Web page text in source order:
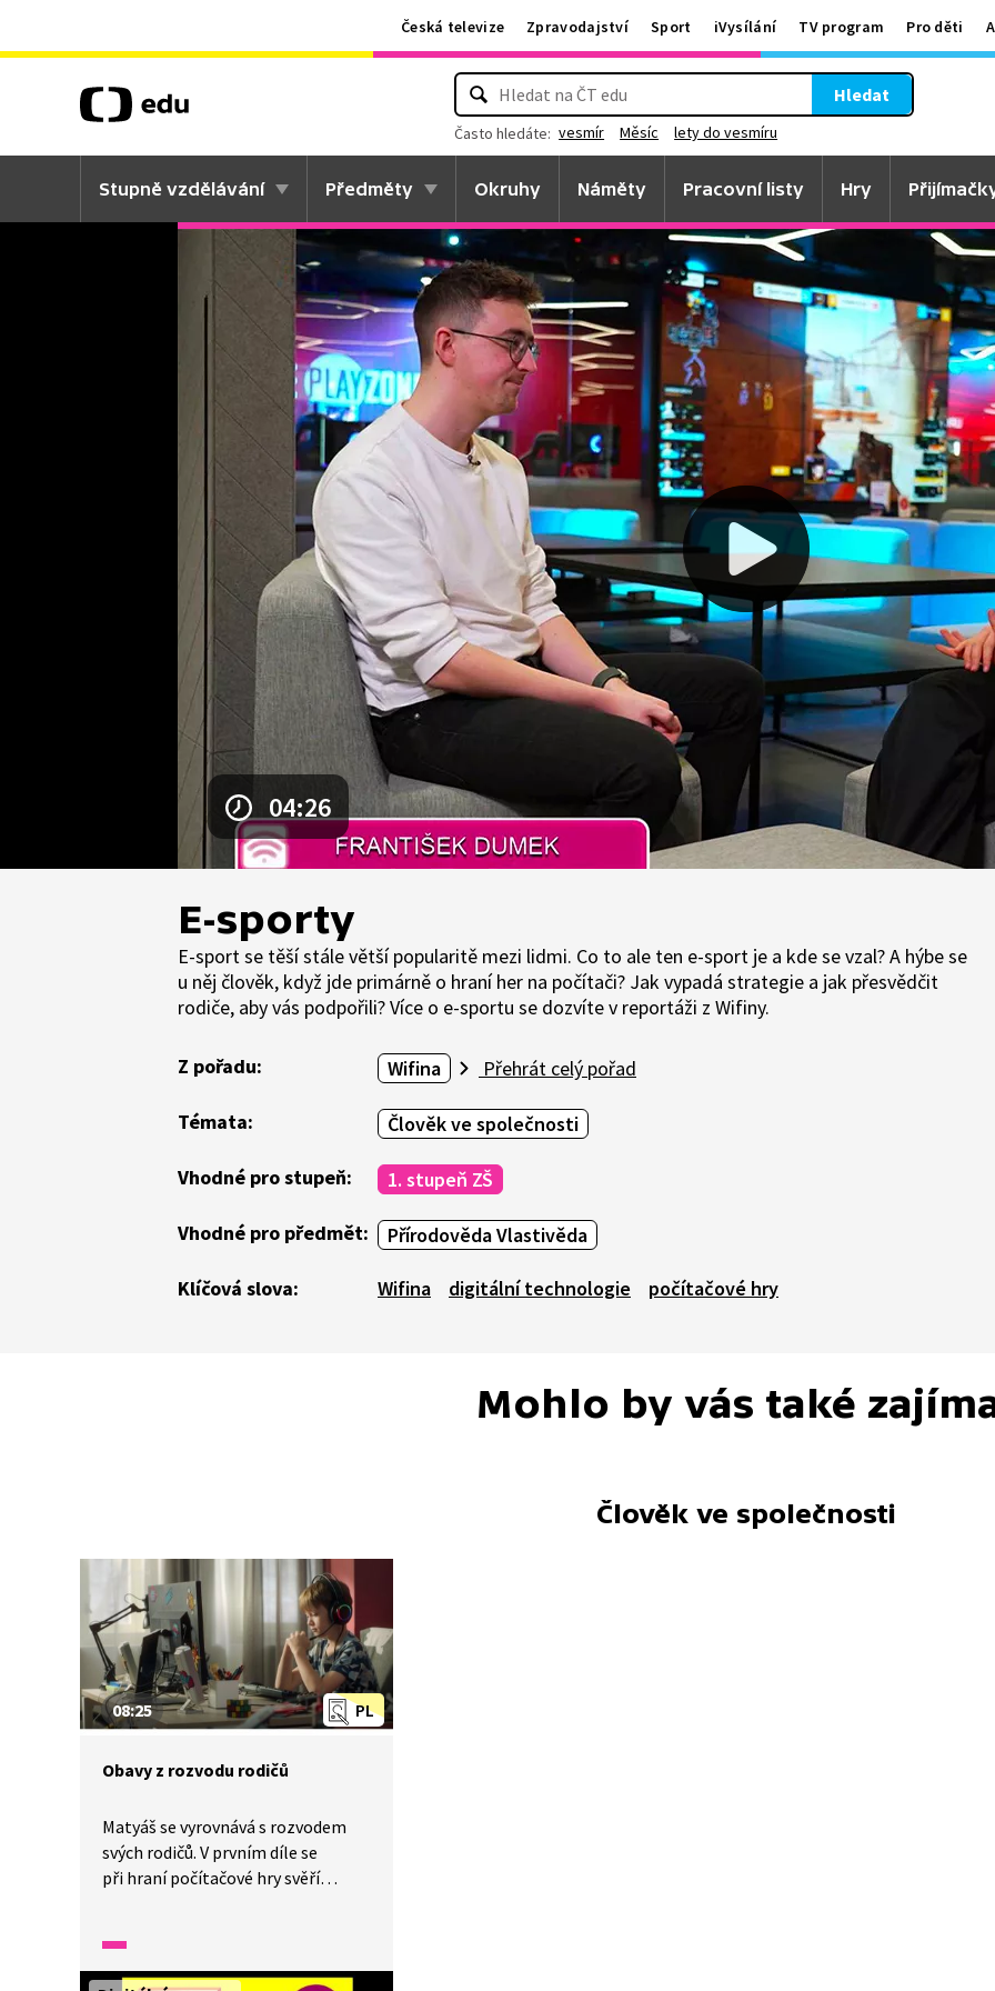
Česká televize Zpravodajství Sport iVysílání TV program Pro děti
Hledat
Často hledáte: vesmír Měsíc lety do vesmíru
Stupně vzdělávání Předměty Okruhy Náměty Pracovní listy Hry
04:26
E-sporty
E-sport se těší stále větší popularitě mezi lidmi. Co to ale ten e-sport je a kde se vzal? A hýbe se
u něj člověk, když jde primárně o hraní her na počítači? Jak vypadá strategie a jak přesvědčit
rodiče, aby vás podpořili? Více o e-sportu se dozvíte v reportáži z Wifiny.
Z pořadu: Wifina Přehrát celý pořad
Témata: Člověk ve společnosti
Vhodné pro stupeň: 1. stupeň ZŠ
Vhodné pro předmět: Přírodověda Vlastivěda
Klíčová slova: Wifina digitální technologie počítačové hry
Mohlo by vás také
Člověk ve společnosti
PL
08:25
Obavy z rozvodu rodičů
Matyáš se vyrovnává s rozvodem
svých rodičů. V prvním díle se
při hraní počítačové hry svěří
z budoucnosti – bojí se, že se jeden
z rodičů odstěhuje daleko a jeho